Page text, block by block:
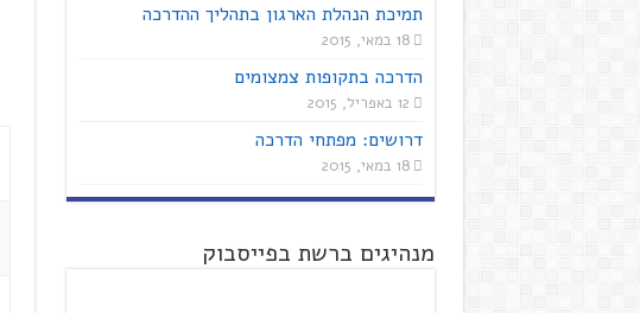
תמיכת הנהלת הארגון בתהליך ההדרכה
18 במאי, 2015
הדרכה בתקופות צמצומים
12 באפריל, 2015
דרושים: מפתחי הדרכה
18 במאי, 2015
מנהיגים ברשת בפייסבוק